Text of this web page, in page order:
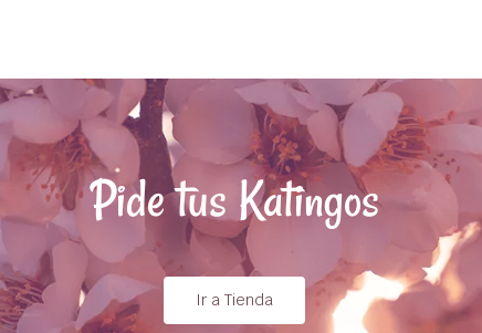
Pide tus Katingos
Ir a Tienda